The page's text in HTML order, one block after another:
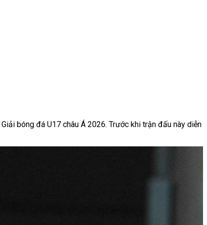
Giải bóng đá U17 châu Á 2026. Trước khi trận đấu này diễn